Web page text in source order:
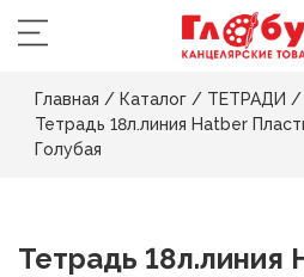
Главная / Каталог / ТЕТРАДИ /
Тетрадь 18л.линия Hatber
Голубая
Тетрадь 18л.линия